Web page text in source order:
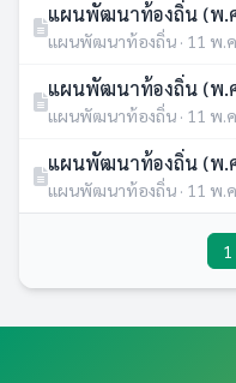
แผนพัฒนาท้องถิ่น (พ.
แผนพัฒนาท้องถิ่น · 11 พ.ค
แผนพัฒนาท้องถิ่น (พ.
แผนพัฒนาท้องถิ่น · 11 พ.ค
แผนพัฒนาท้องถิ่น (พ.
แผนพัฒนาท้องถิ่น · 11 พ.ค
1